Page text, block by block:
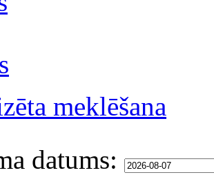
meklēšana
datums: